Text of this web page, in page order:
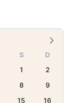
S
D
1
2
8
9
15
16